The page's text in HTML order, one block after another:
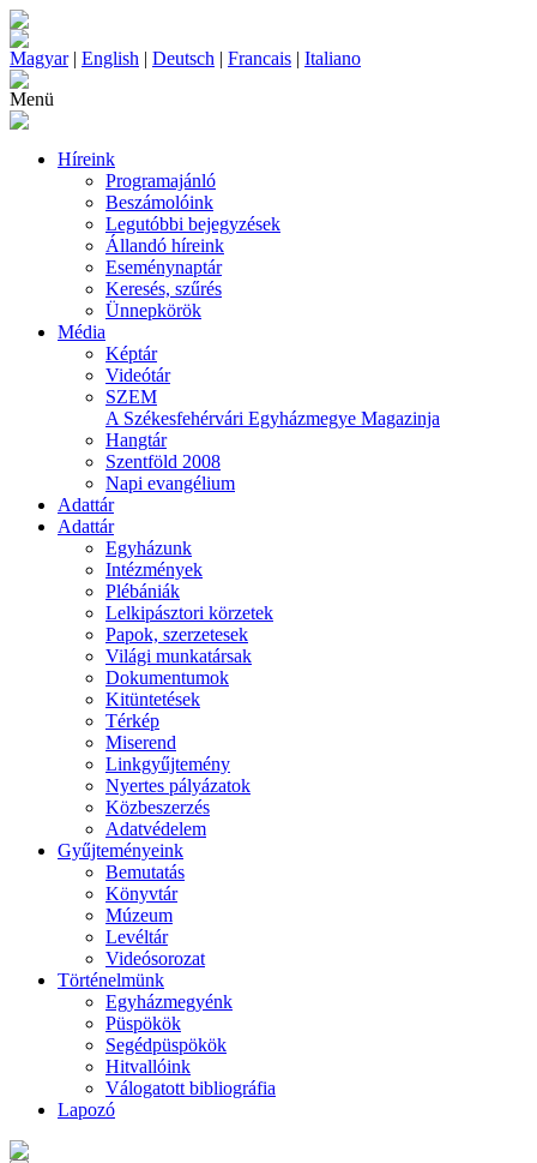
Magyar| English | Deutsch | Francais | Italiano
Menü
Híreink
Programajánló
Beszámolóink
Legutóbbi bejegyzések
Állandó híreink
Eseménynaptár
Keresés, szűrés
Ünnepkörök
Média
Képtár
Videótár
SZEM
A Székesfehérvári Egyházmegye Magazinja
Hangtár
Szentföld 2008
Napi evangélium
Adattár
Adattár
Egyházunk
Intézmények
Plébániák
Lelkipásztori körzetek
Papok, szerzetesek
Világi munkatársak
Dokumentumok
Kitüntetések
Térkép
Miserend
Linkgyűjtemény
Nyertes pályázatok
Közbeszerzés
Adatvédelem
Gyűjteményeink
Bemutatás
Könyvtár
Múzeum
Levéltár
Videósorozat
Történelmünk
Egyházmegyénk
Püspökök
Segédpüspökök
Hitvallóink
Válogatott bibliográfia
Lapozó